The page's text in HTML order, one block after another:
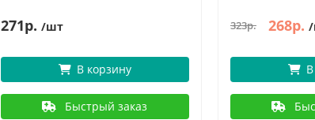
271р. /шт
В корзину
Быстрый заказ
323р. 268р.